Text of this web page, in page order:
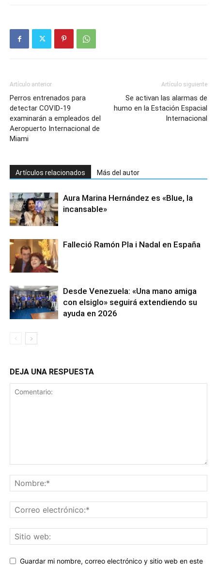
Artículo anterior
Perros entrenados para
detectar COVID-19
examinarán a empleados del
Aeropuerto Internacional de
Miami
Artículo siguiente
Se activan las alarmas de
humo en la Estación Espacial
Internacional
Artículos relacionados Más del autor
Aura Marina Hernández es «Blue, la
incansable»
Falleció Ramón Pla i Nadal en España
Desde Venezuela: «Una mano amiga
con elsiglo» seguirá extendiendo su
ayuda en 2026
DEJA UNA RESPUESTA
Guardar mi nombre, correo electrónico y sitio web en este